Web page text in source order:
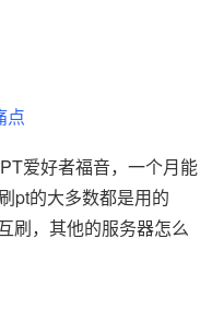
点
爱好者福音，一个月能
pt的大多数都是用的
刷，其他的服务器怎么